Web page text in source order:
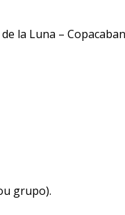
la Luna –
grupo).